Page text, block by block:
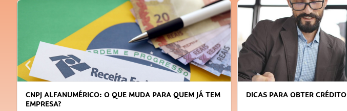
CNPJ ALFANUMÉRICO: O QUE MUDA PARA QUEM JÁ TEM
EMPRESA?
DICAS PARA OBTER CRÉDITO